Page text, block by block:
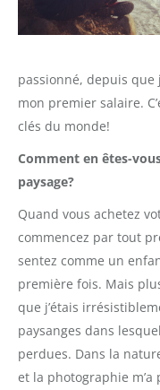
passionné, depuis que
mon premier salaire.
clés du monde!
Comment en êtes-
paysage?
Quand vous achetez
commencez par tout
sentez comme un
première fois. Mais
que j’étais
paysanges dans
perdues. Dans la
et la photographie